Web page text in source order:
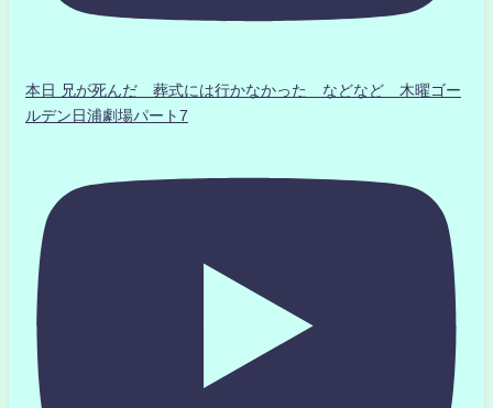
本日 兄が死んだ 葬式には行かなかった などなど 木曜ゴー
ルデン日浦劇場パート7